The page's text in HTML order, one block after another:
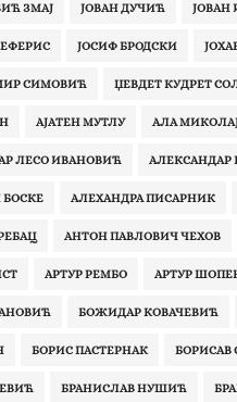
ЗМАЈ ЈОВАН ДУЧИЋ ЈОВАН
ЈОСИФ БРОДСКИ
СИМОВИЋ ЏЕВДЕТ КУДРЕТ
АJAТЕН МУТЛУ АЛА
ЛЕСО ИВАНОВИЋ АЛЕКСАНДАР
БОСКЕ АЛЕХАНДРА ПИСАРНИК
АНТОН ПАВЛОВИЧ ЧЕХОВ
АРТУР РЕМБО АРТУР
БОЖИДАР КОВАЧЕВИЋ
БОРИС ПАСТЕРНАК
БРАНИСЛАВ НУШИЋ